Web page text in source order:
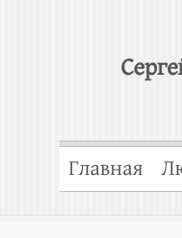
Главная